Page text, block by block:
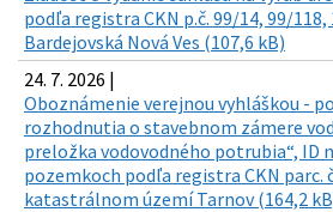
podľa registra CKN p.č. 99/14, 99/118,
Bardejovská Nová Ves (107,6 kB)
24. 7. 2026 |
Oboznámenie verejnou vyhláškou -
rozhodnutia o stavebnom zámere
preložka vodovodného potrubia“, ID
pozemkoch podľa registra CKN parc.
katastrálnom území Tarnov (164,2